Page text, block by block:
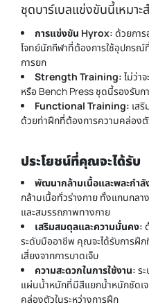
ชุดบาร์เบลแข่งขันนี้เหมาะ
การแข่งขัน Hyrox: ด้วยกา
โจทย์นักกีฬาที่ต้องการใช้อุปกร
การยก
Strength Training: ไม่ว่า
หรือ Bench Press ชุดนี้รองรับ
Functional Training: เส
ด้วยท่าฝึกที่ต้องการความคล่องตั
ประโยชน์ที่คุณจะได้รับ
พัฒนากล้ามเนื้อและพละกำลั
กล้ามเนื้อทั่วร่างกาย ทั้งแกนกลา
และสมรรถภาพทางกาย
เสริมสมดุลและความมั่นคง:
ระดับมืออาชีพ คุณจะได้รับการฝึ
เสี่ยงจากการบาดเจ็บ
ความสะดวกในการใช้งาน: ร
แผ่นน้ำหนักที่มีสีแยกน้ำหนักชัดเจ
คล่องตัวในระหว่างการฝึก